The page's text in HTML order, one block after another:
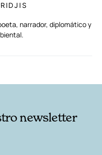
narrador, diplomático y
newsletter